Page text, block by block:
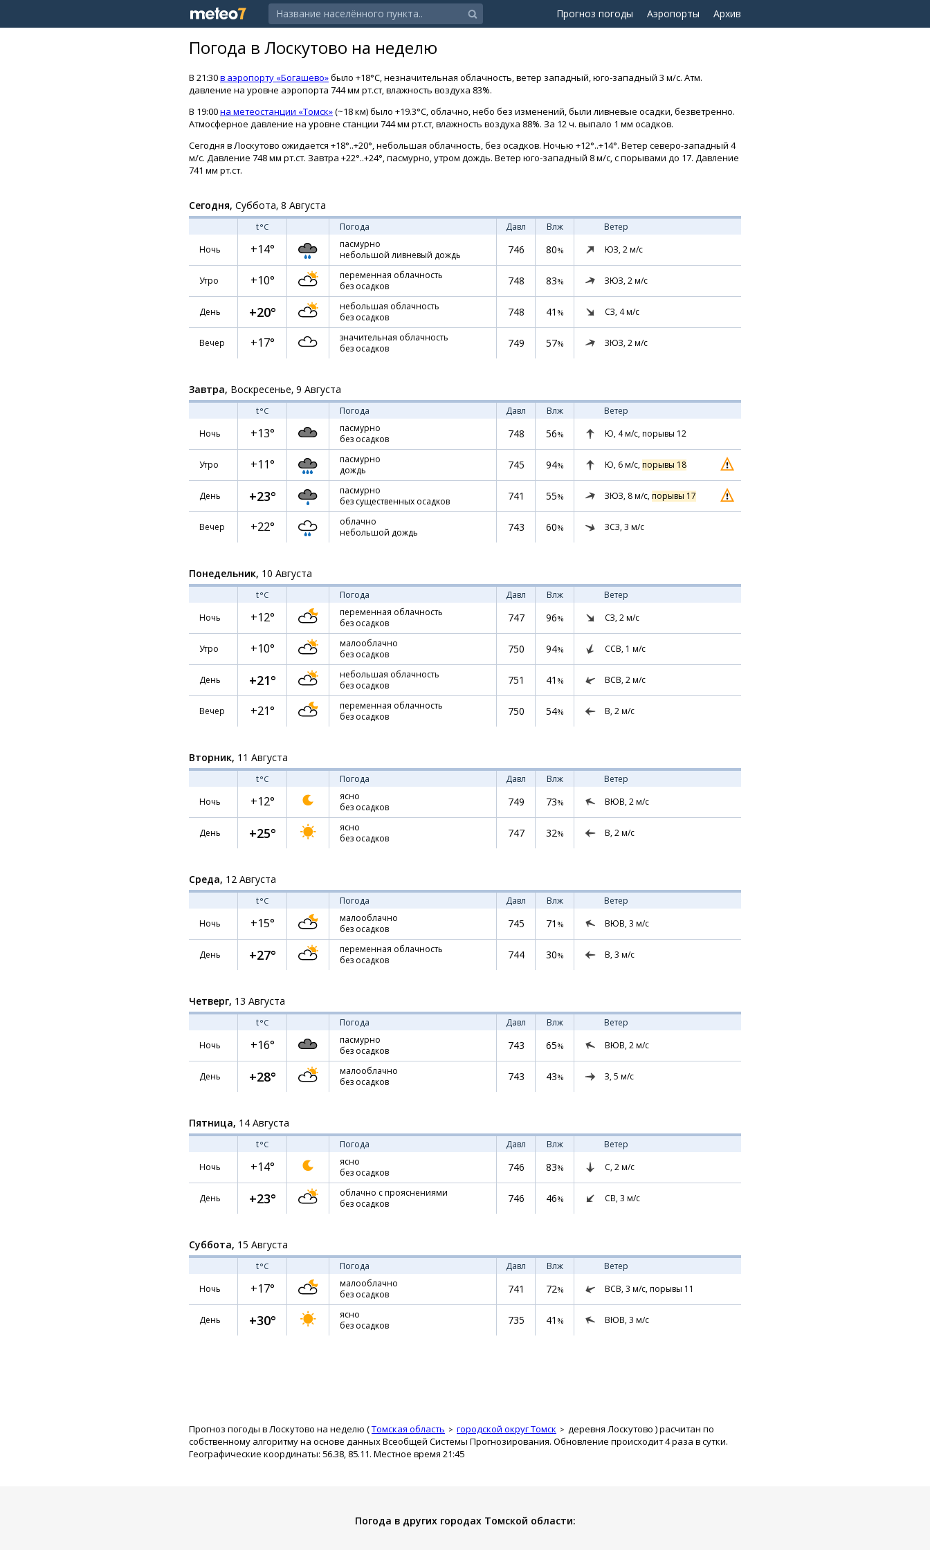
Прогноз погоды Аэропорты Архив
Погода в Лоскутово на неделю
В 21:30в аэропорту «Богашево»было +18°C, незначительная облачность, ветер западный, юго-западный 3 м/с. Атм.
давление на уровне аэропорта 744 мм рт.ст, влажность воздуха 83%.
В 19:00на метеостанции «Томск»(~18 км) было +19.3°C, облачно, небо без изменений, были ливневые осадки, безветренно.
Атмосферное давление на уровне станции 744 мм рт.ст, влажность воздуха 88%. За 12 ч. выпало 1 мм осадков.
Сегодня в Лоскутово ожидается +18°..+20°, небольшая облачность, без осадков. Ночью +12°..+14°. Ветер северо-западный 4
м/с. Давление 748 мм рт.ст. Завтра +22°..+24°, пасмурно, утром дождь. Ветер юго-западный 8 м/с, с порывами до 17. Давление
741 мм рт.ст.
Сегодня, Суббота, 8 Августа
t°C Погода Давл Влж
Ветер
Ночь
+14°
пасмурно
небольшой ливневый дождь
746 80% ЮЗ, 2м/с
Утро +10°
переменная облачность
без осадков
748 83% ЗЮЗ, 2м/с
День +20°
небольшая облачность
без осадков
748 41 % СЗ, 4м/с
Вечер +17°
значительная облачность
без осадков
749 57% ЗЮЗ, 2м/с
Завтра, Воскресенье, 9 Августа
t°C Погода Давл Влж
Ветер
Ночь
+13°
пасмурно
без осадков
748 56% Ю, 4м/с, порывы 12
Утро +11°
пасмурно
дождь
745 94% Ю, 6м/с, порывы 18
День +23°
пасмурно
без существенных осадков
741 55% ЗЮЗ, 8м/с, порывы 17
Вечер +22°
облачно
небольшой дождь
743 60% ЗСЗ, 3 м/с
Понедельник, 10 Августа
t°C Погода Давл Влж
Ветер
Ночь
+12°
переменная облачность
без осадков
747 96% СЗ, 2м/с
Утро +10°
малооблачно
без осадков
750 94% ССВ, 1 м/с
День +21°
небольшая облачность
без осадков
751 41 % ВСВ, 2м/с
Вечер +21°
переменная облачность
без осадков
750 54% В, 2м/с
Вторник, 11 Августа
t°C Погода Давл Влж
Ветер
Ночь
+12°
ясно
без осадков
749 73% ВЮВ, 2м/с
День +25°
ясно
без осадков
747 32% В, 2м/с
Среда, 12 Августа
t°C Погода Давл Влж
Ветер
Ночь
+15°
малооблачно
без осадков
745 71 % ВЮВ, 3 м/с
День +27°
переменная облачность
без осадков
744 30% В, 3 м/с
Четверг, 13 Августа
t°C Погода Давл Влж
Ветер
Ночь
+16°
пасмурно
без осадков
743 65% ВЮВ, 2м/с
День +28°
малооблачно
без осадков
743 43% З, 5 м/с
Пятница, 14 Августа
t°C Погода Давл Влж
Ветер
Ночь
+14°
ясно
без осадков
746 83% С, 2м/с
День +23°
облачно с прояснениями
без осадков
746 46% СВ, 3 м/с
Суббота, 15 Августа
t°C Погода Давл Влж
Ветер
Ночь
+17°
малооблачно
без осадков
741 72% ВСВ, 3 м/с, порывы 11
День +30°
ясно
без осадков
735 41 % ВЮВ, 3 м/с
Прогноз погоды в Лоскутово на неделю (Томская область городской округ Томск деревня Лоскутово ) расчитан по
собственному алгоритму на основе данных Всеобщей Системы Прогнозирования. Обновление происходит 4 раза в сутки.
Географические координаты: 56.38, 85.11. Местное время 21:45
Погода в других городах Томской области: